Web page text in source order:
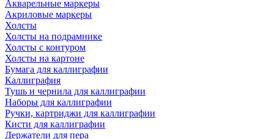
Акварельные маркеры
Акриловые маркеры
Холсты
Холсты на подрамнике
Холсты с контуром
Холсты на картоне
Бумага для каллиграфии
Каллиграфия
Тушь и чернила для каллиграфии
Наборы для каллиграфии
Ручки, картриджи для каллиграфии
Кисти для каллиграфии
Держатели для пера